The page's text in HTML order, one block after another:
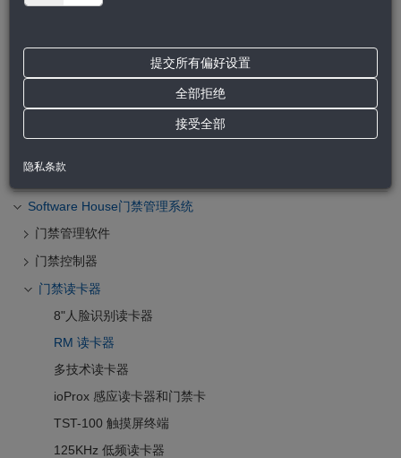
Software House门禁管理系统
门禁管理软件
门禁控制器
门禁读卡器
8"人脸识别读卡器
RM 读卡器
多技术读卡器
ioProx 感应读卡器和门禁卡
TST-100 触摸屏终端
125KHz 低频读卡器
提交所有偏好设置
全部拒绝
接受全部
隐私条款